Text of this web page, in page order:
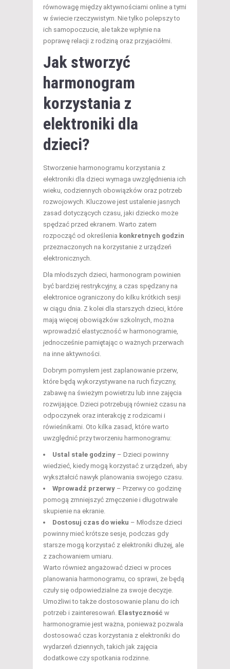
równowagę między aktywnościami online a tymi
w świecie rzeczywistym. Nie tylko polepszy to
ich samopoczucie, ale także wpłynie na
poprawę relacji z rodziną oraz przyjaciółmi.
Jak stworzyć
harmonogram
korzystania z
elektroniki dla
dzieci?
Stworzenie harmonogramu korzystania z
elektroniki dla dzieci wymaga uwzględnienia ich
wieku, codziennych obowiązków oraz potrzeb
rozwojowych. Kluczowe jest ustalenie jasnych
zasad dotyczących czasu, jaki dziecko może
spędzać przed ekranem. Warto zatem
rozpocząć od określenia konkretnych godzin
przeznaczonych na korzystanie z urządzeń
elektronicznych.
Dla młodszych dzieci, harmonogram powinien
być bardziej restrykcyjny, a czas spędzany na
elektronice ograniczony do kilku krótkich sesji
w ciągu dnia. Z kolei dla starszych dzieci, które
mają więcej obowiązków szkolnych, można
wprowadzić elastyczność w harmonogramie,
jednocześnie pamiętając o ważnych przerwach
na inne aktywności.
Dobrym pomysłem jest zaplanowanie przerw,
które będą wykorzystywane na ruch fizyczny,
zabawę na świeżym powietrzu lub inne zajęcia
rozwijające. Dzieci potrzebują również czasu na
odpoczynek oraz interakcję z rodzicami i
rówieśnikami. Oto kilka zasad, które warto
uwzględnić przy tworzeniu harmonogramu:
Ustal stałe godziny – Dzieci powinny
wiedzieć, kiedy mogą korzystać z urządzeń, aby
wykształcić nawyk planowania swojego czasu.
Wprowadź przerwy – Przerwy co godzinę
pomogą zmniejszyć zmęczenie i długotrwałe
skupienie na ekranie.
Dostosuj czas do wieku – Młodsze dzieci
powinny mieć krótsze sesje, podczas gdy
starsze mogą korzystać z elektroniki dłużej, ale
z zachowaniem umiaru.
Warto również angażować dzieci w proces
planowania harmonogramu, co sprawi, że będą
czuły się odpowiedzialne za swoje decyzje.
Umożliwi to także dostosowanie planu do ich
potrzeb i zainteresowań. Elastyczność w
harmonogramie jest ważna, ponieważ pozwala
dostosować czas korzystania z elektroniki do
wydarzeń dziennych, takich jak zajęcia
dodatkowe czy spotkania rodzinne.